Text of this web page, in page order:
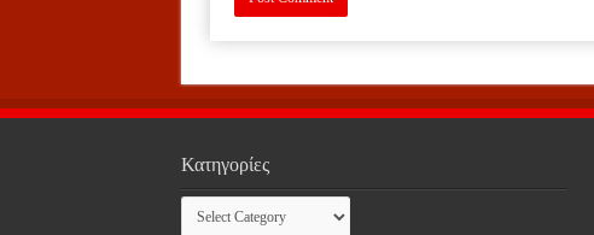
Κατηγορίες
Κατηγορίες